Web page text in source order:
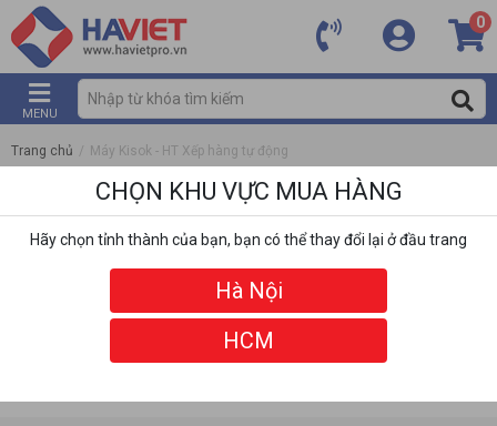
0
MENU
Trang chủ / Máy Kisok - HT Xếp hàng tự động
CHỌN KHU VỰC MUA HÀNG
Hãy chọn tỉnh thành của bạn, bạn có thể thay đổi lại ở đầu trang
Hà Nội
HCM